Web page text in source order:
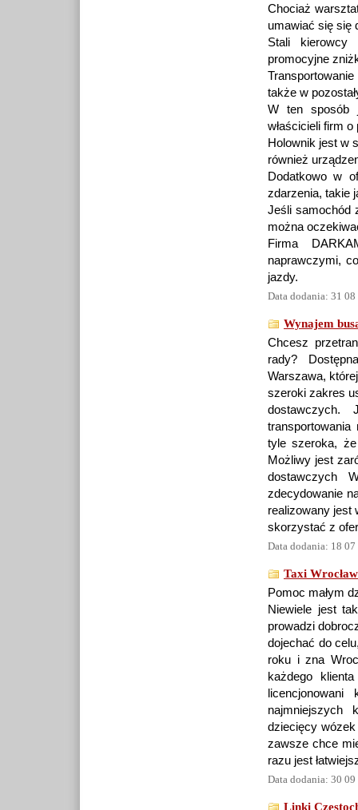
Chociaż
umawiać się się
Stali kierowcy
promocyjne
także w
W ten sposób
właścicieli firm o
Holownik jest w
również
Dodatkowo w
zdarzenia, takie
Jeśli samochód
można
Firma
naprawczymi,
jazdy.
Data dodania: 31
Wynajem
Chcesz
rady?
Warszawa,
szeroki zakres
dostawczych.
tyle szeroka,
Możliwy jest
dostawczych
zdecydowanie
realizowany jest
skorzystać z
Data dodania: 18
Taxi
Pomoc małym
Niewiele jest
prowadzi
dojechać do
roku i zna
każdego
najmniejszych
dziecięcy wózek
zawsze chce
razu jest
Data dodania: 30
Linki